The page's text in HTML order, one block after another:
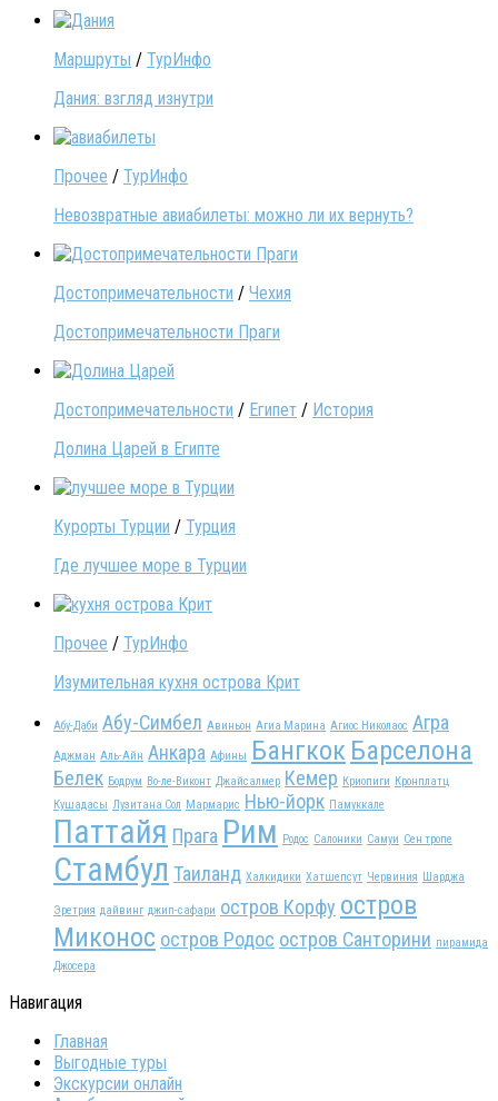
Маршруты / ТурИнфо
Дания: взгляд изнутри
Прочее / ТурИнфо
Невозвратные авиабилеты: можно ли их вернуть?
Достопримечательности / Чехия
Достопримечательности Праги
Достопримечательности / Египет / История
Долина Царей в Египте
Курорты Турции / Турция
Где лучшее море в Турции
Прочее / ТурИнфо
Изумительная кухня острова Крит
Абу-Даби Абу-Симбел Авиньон Агиа Марина Агиос Николаос Агра
Аджман Аль-Айн Анкара Афины Бангкок Барселона
Белек Бодрум Во-ле-Виконт Джайсалмер Кемер Криопиги Кронплатц
Кушадасы Лузитана Сол Мармарис Нью-йорк Памуккале
Паттайя Прага Рим Родос Салоники Самуи Сен тропе
Стамбул Таиланд Халкидики Хатшепсут Червиния Шарджа
Эретрия дайвинг джип-сафари остров Корфу остров
Миконос остров Родос остров Санторини пирамида
Джосера
Навигация
Главная
Выгодные туры
Экскурсии онлайн